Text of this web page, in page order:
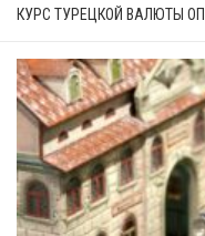
КУРС ТУРЕЦКОЙ ВАЛЮТЫ